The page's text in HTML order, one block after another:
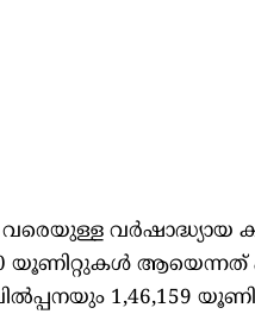
വർഷാദ്ധ്യായ
യൂണിറ്റുകൾ
1,46,159